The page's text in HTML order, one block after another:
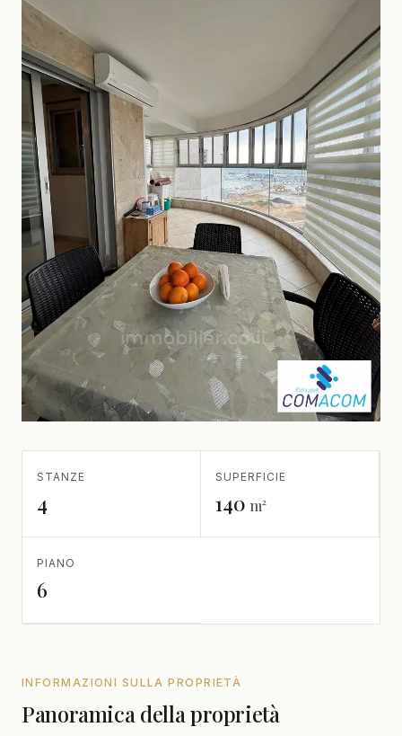
STANZE
4
SUPERFICIE
140 m²
PIANO
6
INFORMAZIONI SULLA PROPRIETÀ
Panoramica della proprietà